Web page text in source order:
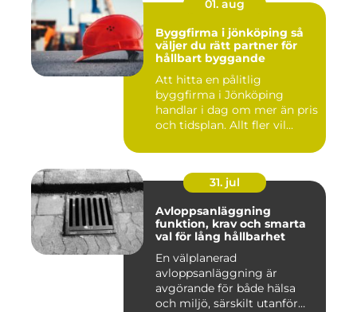
01. aug
Byggfirma i jönköping så
väljer du rätt partner för
hållbart byggande
Att hitta en pålitlig
byggfirma i Jönköping
handlar i dag om mer än pris
och tidsplan. Allt fler vil...
31. jul
Avloppsanläggning
funktion, krav och smarta
val för lång hållbarhet
En välplanerad
avloppsanläggning är
avgörande för både hälsa
och miljö, särskilt utanför